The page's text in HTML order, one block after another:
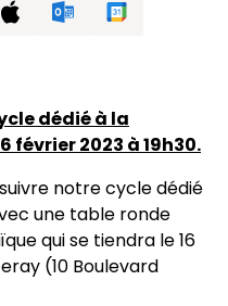
dédié à la
février 2023 à 19h30.
notre cycle dédié
une table ronde
qui se tiendra le 16
(10 Boulevard